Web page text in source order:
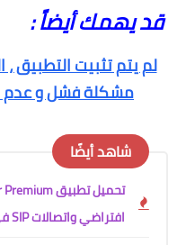
قد يهمك أيضاً :
لم يتم تثبيت التطبيق
مشكلة فشل و عدم
شاهد أيضًا
افتراضي واتصالات SIP في 2026